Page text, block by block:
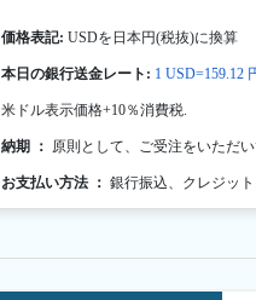
価格表記: USDを日本円(税抜)に換算
本日の銀行送金レート: 1 USD=159.12
米ドル表示価格+10％消費税.
納期 ： 原則として、ご受注をいただ
お支払い方法 ： 銀行振込、クレジッ